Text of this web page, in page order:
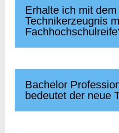
Erhalte ich mit
Technikerzeugnis
Bachelor
bedeutet der neue